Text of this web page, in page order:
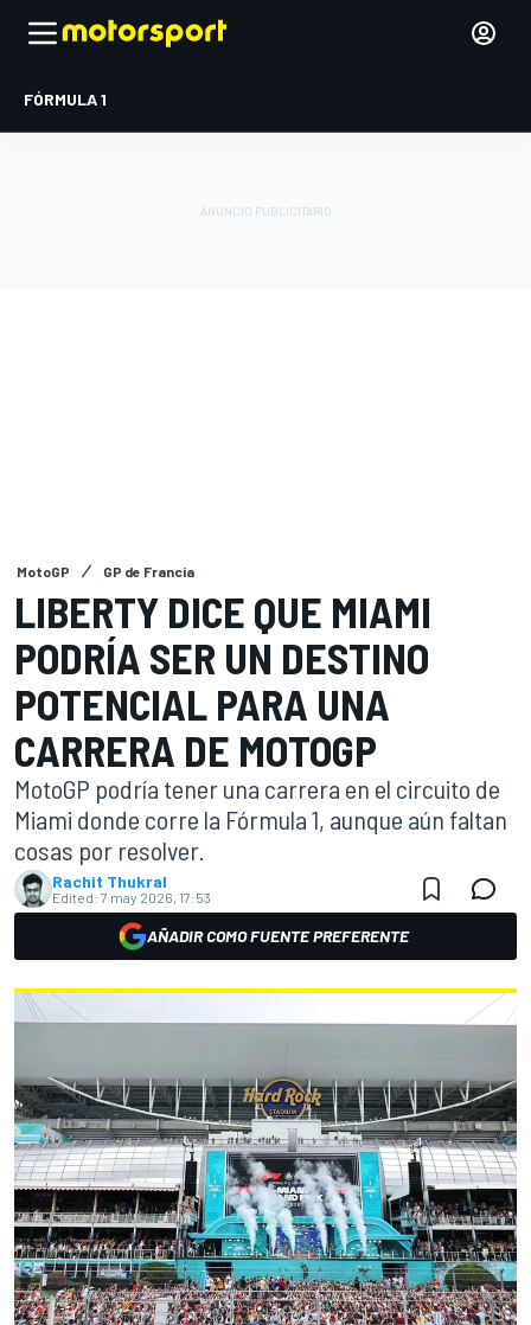
FÓRMULA 1
MotoGP GP de Francia
LIBERTY DICE QUE MIAMI
PODRÍA SER UN DESTINO
POTENCIAL PARA UNA
CARRERA DE MOTOGP
MotoGP podría tener una carrera en el circuito de
Miami donde corre la Fórmula 1, aunque aún faltan
cosas por resolver.
Rachit Thukral
Edited: 7 may 2026, 17:53
AÑADIR COMO FUENTE PREFERENTE